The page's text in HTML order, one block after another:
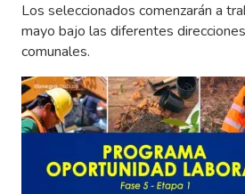
Los seleccionados comenzarán a
mayo bajo las diferentes
comunales.